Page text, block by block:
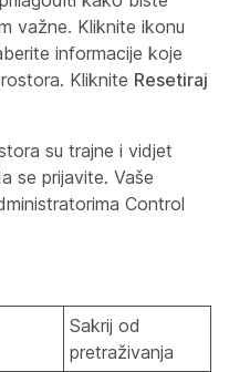
važne. Kliknite ikonu
informacije koje
Kliknite Resetiraj
su trajne i vidjet
se prijavite. Vaše
Control
Sakrij od
pretraživanja